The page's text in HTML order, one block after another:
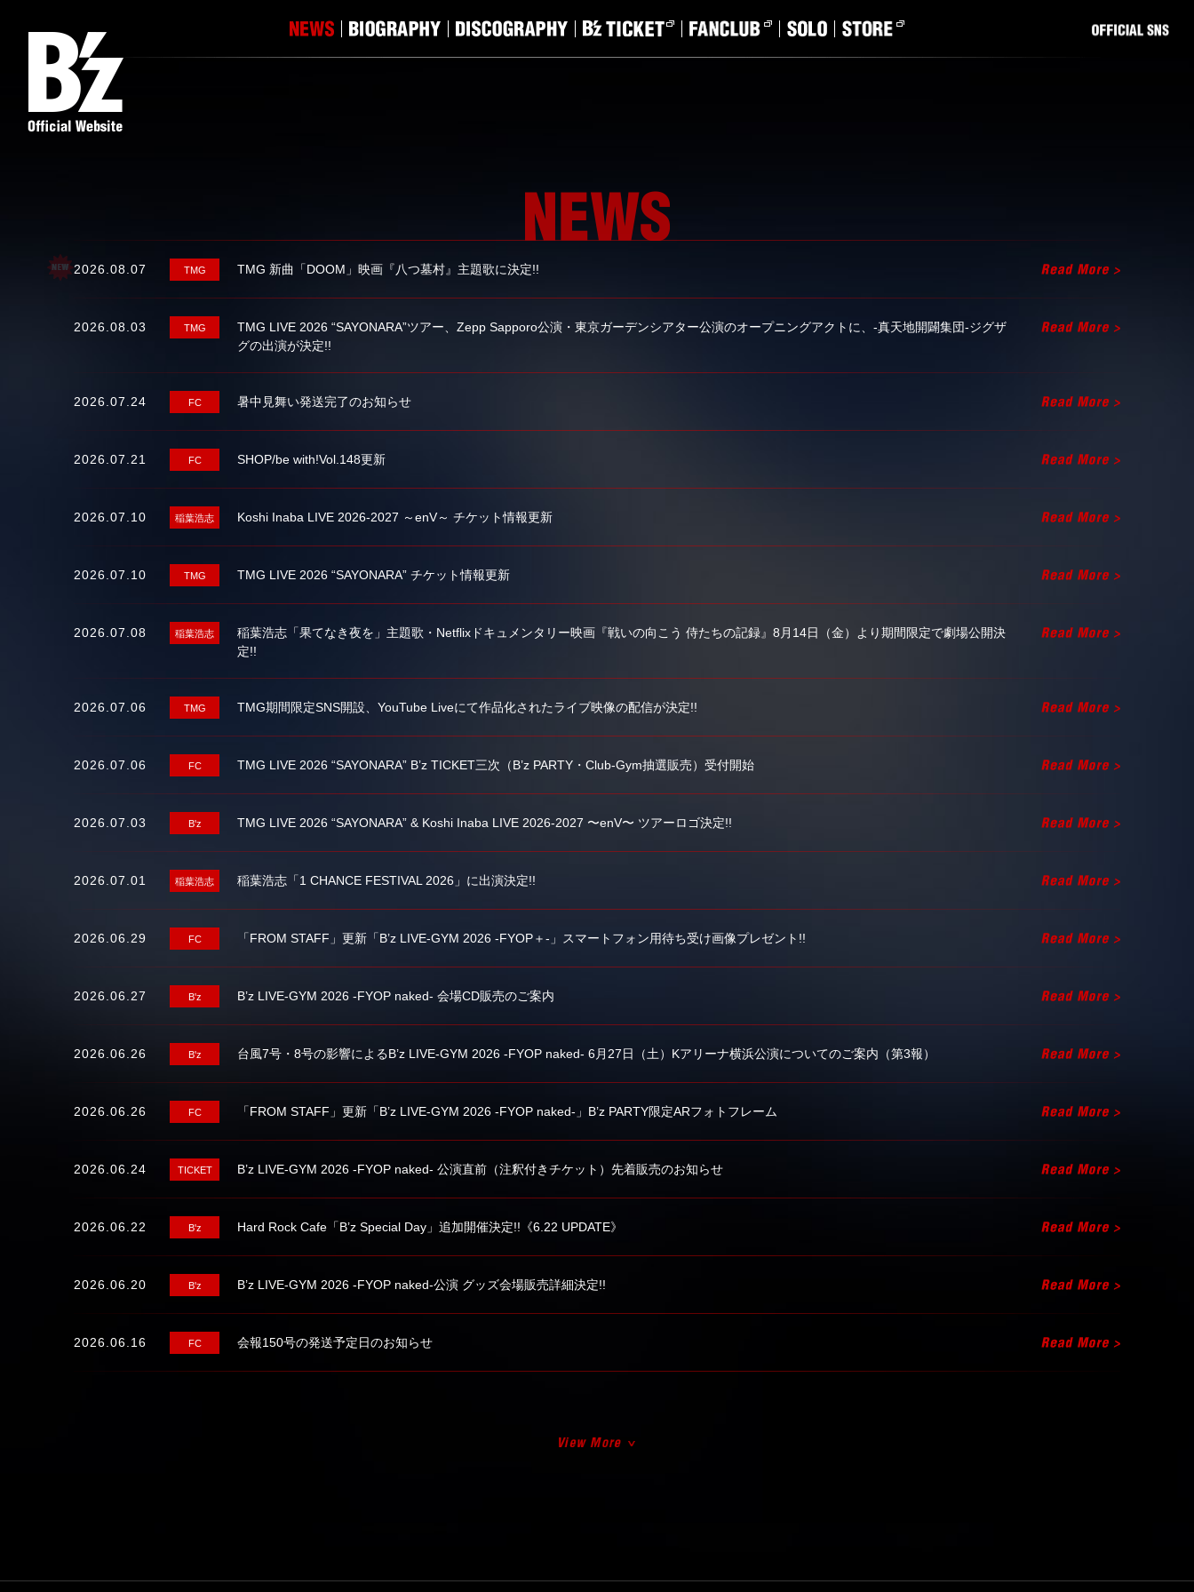
2026.08.07 TMG TMG 新曲「DOOM」映画『八つ墓村』主題歌に決定!!
2026.08.03 TMG
TMG LIVE 2026 “SAYONARA”ツアー、Zepp Sapporo公演・東京ガーデンシアター公演のオープニングアクトに、-真天地開闢集団-ジグザ
グの出演が決定!!
2026.07.24 FC 暑中見舞い発送完了のお知らせ
2026.07.21 FC SHOP/be with!Vol.148更新
2026.07.10 稲葉浩志 Koshi Inaba LIVE 2026-2027 ～enV～ チケット情報更新
2026.07.10 TMG TMG LIVE 2026 “SAYONARA” チケット情報更新
2026.07.08 稲葉浩志
稲葉浩志「果てなき夜を」主題歌・Netflixドキュメンタリー映画『戦いの向こう 侍たちの記録』8月14日（金）より期間限定で劇場公開決
定!!
2026.07.06 TMG TMG期間限定SNS開設、YouTube Liveにて作品化されたライブ映像の配信が決定!!
2026.07.06 FC TMG LIVE 2026 “SAYONARA” B’z TICKET三次（B’z PARTY・Club-Gym抽選販売）受付開始
2026.07.03 B'z TMG LIVE 2026 “SAYONARA” & Koshi Inaba LIVE 2026-2027 〜enV〜 ツアーロゴ決定!!
2026.07.01 稲葉浩志 稲葉浩志「1 CHANCE FESTIVAL 2026」に出演決定!!
2026.06.29 FC 「FROM STAFF」更新「B’z LIVE-GYM 2026 -FYOP＋-」スマートフォン用待ち受け画像プレゼント!!
2026.06.27 B'z B’z LIVE-GYM 2026 -FYOP naked- 会場CD販売のご案内
2026.06.26 B'z 台風7号・8号の影響によるB’z LIVE-GYM 2026 -FYOP naked- 6月27日（土）Kアリーナ横浜公演についてのご案内（第3報）
2026.06.26 FC 「FROM STAFF」更新「B’z LIVE-GYM 2026 -FYOP naked-」B’z PARTY限定ARフォトフレーム
2026.06.24 TICKET B’z LIVE-GYM 2026 -FYOP naked- 公演直前（注釈付きチケット）先着販売のお知らせ
2026.06.22 B'z Hard Rock Cafe「B’z Special Day」追加開催決定!!《6.22 UPDATE》
2026.06.20 B'z B’z LIVE-GYM 2026 -FYOP naked-公演 グッズ会場販売詳細決定!!
2026.06.16 FC 会報150号の発送予定日のお知らせ